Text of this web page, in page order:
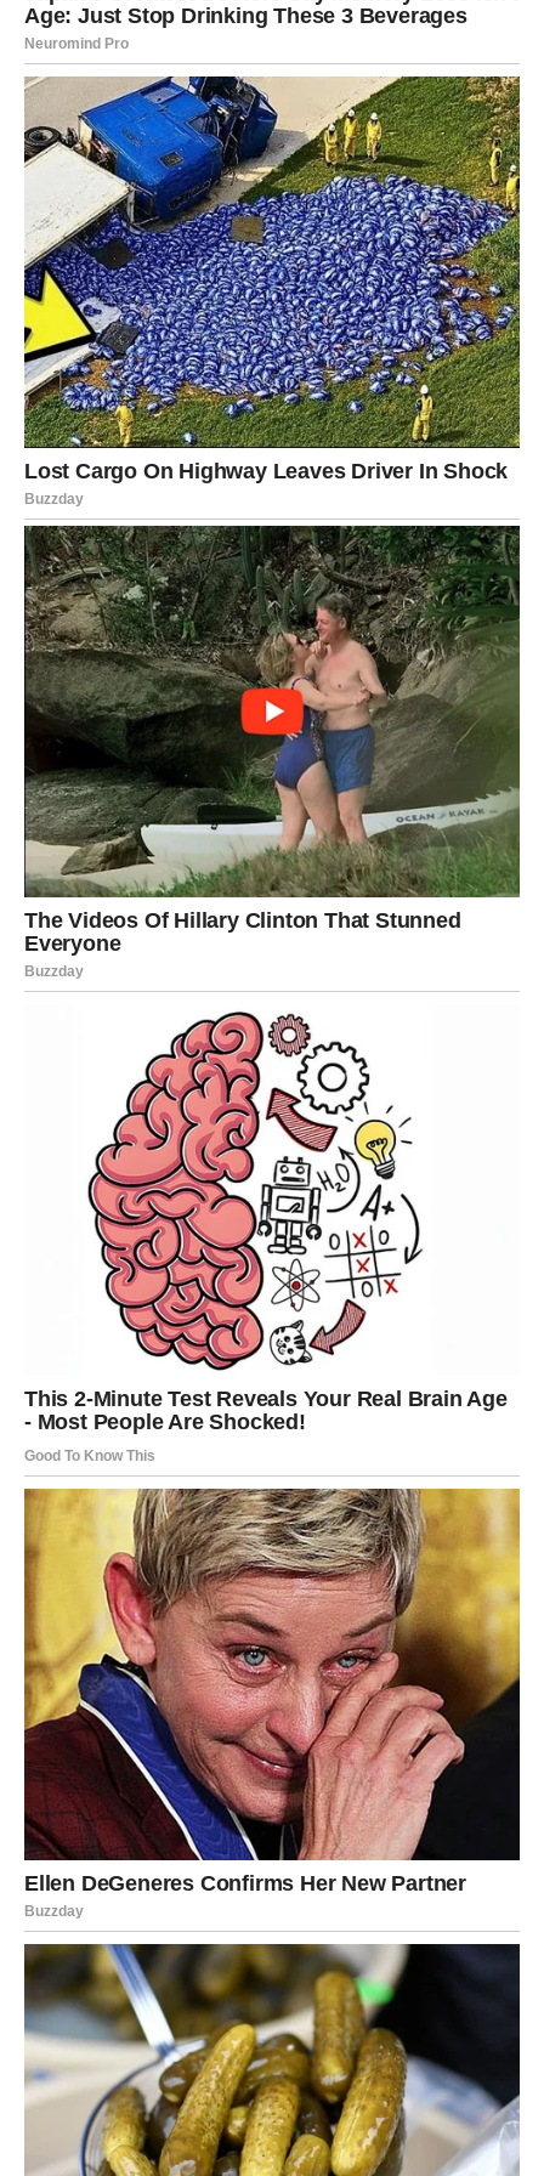
niste ni primjećivali
Pred vama su veoma uzbudljivi trenuci.
RAK
Rakovi ulaze u jedan od najljepših perioda ovog proljeća.
Ljubavne želje postaju bliže ostvarenju, a podrška dragih
ljudi daje vam dodatnu snagu.
Sreća vam dolazi iz više pravaca
odjednom
Pred vama su veoma emotivni trenuci.
LAV
Lavovima zvijezde donose uspjeh i priznanje.
Sve ono što ste gradili tokom prethodnih mjeseci sada
počinje davati vidljive rezultate.
Vrijeme je da zablistate punim
sjajem
Pred vama su veoma uspješni dani.
Pred vama je period tokom kojeg ćete konačno pronaći
odgovore na važna pitanja.
Mnoge dileme koje su vas mučile polako nestaju.
Jasnoća vam donosi unutrašnji
Pred vama su veoma važni trenuci.
VAGA
Vage očekuju predivni trenuci na ljubavnom planu.
Nova osoba ili nova energija u postojećem odnosu donosi
vam mnogo radosti.
Srce vam ima mnogo razloga za
sreću
Pred vama su trenuci koje ćete dugo pamtiti.
ŠKORPIJA